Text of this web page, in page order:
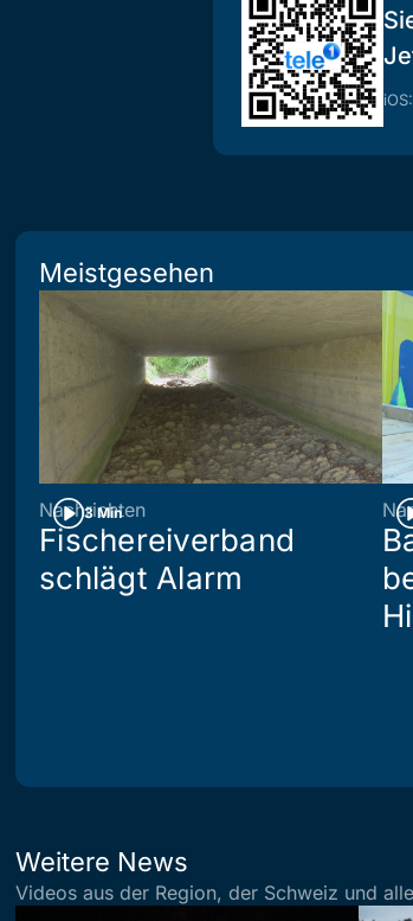
Meistgesehen
3 Min
Nachrichten
Fischereiverband
schlägt Alarm
Weitere News
Videos aus der Region, der Schweiz und